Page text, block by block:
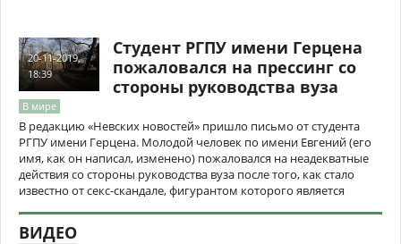
20-11-2019,
18:39
Студент РГПУ имени Герцена
пожаловался на прессинг со
стороны руководства вуза
В мире
В редакцию «Невских новостей» пришло письмо от студента
РГПУ имени Герцена. Молодой человек по имени Евгений (его
имя, как он написал, изменено) пожаловался на неадекватные
действия со стороны руководства вуза после того, как стало
известно от секс-скандале, фигурантом которого является
ВИДЕО